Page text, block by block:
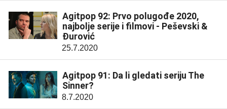
Agitpop 92: Prvo polugođe 2020,
najbolje serije i filmovi - Peševski &
Đurović
25.7.2020
Agitpop 91: Da li gledati seriju The
Sinner?
8.7.2020